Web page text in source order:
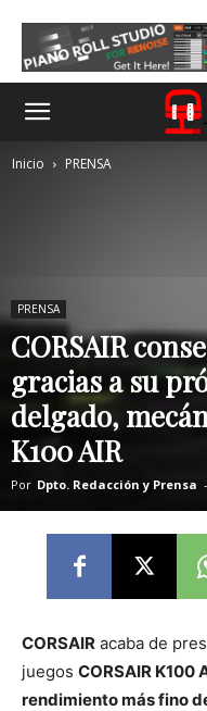
Inicio PRENSA
PRENSA
CORSAIR
gracias a su
delgado,
K100 AIR
Por Dpto. Redacción y Prensa -
CORSAIR acaba de
juegos CORSAIR K100
rendimiento más fino